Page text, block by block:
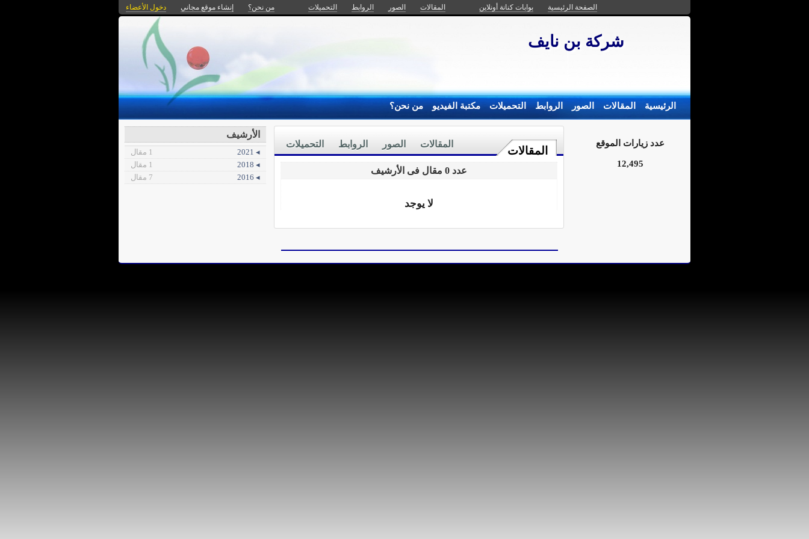
الصفحة الرئيسية بوابات كنانة أونلاين المقالات الصور الروابط التحميلات من نحن؟ إنشاء موقع مجاني دخول الأعضاء
شركة بن نايف
الرئيسية المقالات الصور الروابط التحميلات مكتبة الفيديو من نحن؟
المقالات
التحميلات الروابط الصور المقالات
عدد 0 مقال فى الأرشيف
لا يوجد
عدد زيارات الموقع
12,495
الأرشيف
◂ 2021
1 مقال
◂ 2018
1 مقال
◂ 2016
7 مقال